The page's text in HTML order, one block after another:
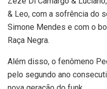
& Leo, com a sofrência do
Simone Mendes e com o
Raça Negra.
Além disso, o fenômeno
pelo segundo ano